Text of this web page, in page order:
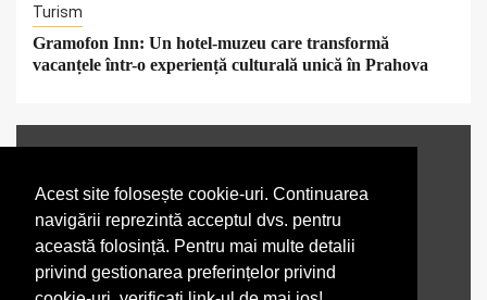
Acest site folosește cookie-uri. Continuarea
navigării reprezintă acceptul dvs. pentru
această folosință. Pentru mai multe detalii
privind gestionarea preferințelor privind
Turism
Gramofon Inn: Un hotel-muzeu care transformă
vacanțele într-o experiență culturală unică în Prahova